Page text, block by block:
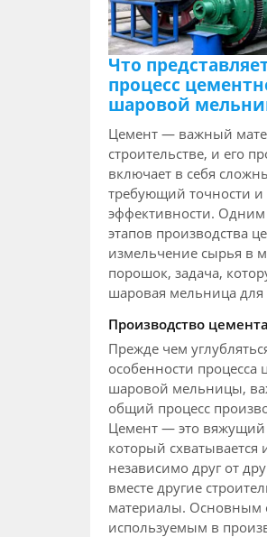
Что
процесс
шаровой
Цемент — важный
строительстве, и его
включает в себя
требующий точности и
эффективности.
этапов производства
измельчение сырья в
порошок, задача,
шаровая мельница для
Производство цемента
Прежде чем
особенности процесса
шаровой мельницы,
общий процесс
Цемент — это вяжущий
который схватывается
независимо друг от
вместе другие
материалы. Основным
используемым в